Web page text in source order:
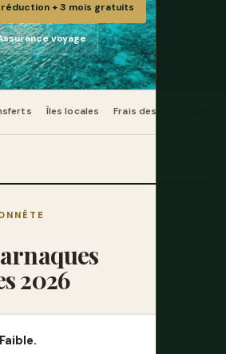
réduction + 3 mois gratuits
voyage
Îles locales Frais des complexes
2026